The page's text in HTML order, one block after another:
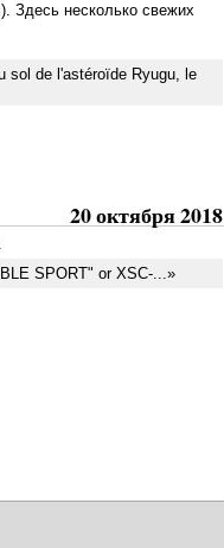
Здесь несколько свежих
sol de l'astéroïde Ryugu, le
20 октября 2018
SPORT" or XSC-...»